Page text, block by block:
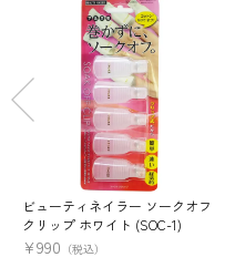
ビューティネイラー ソークオフ
クリップ ホワイト (SOC-1)
¥990 （税込）